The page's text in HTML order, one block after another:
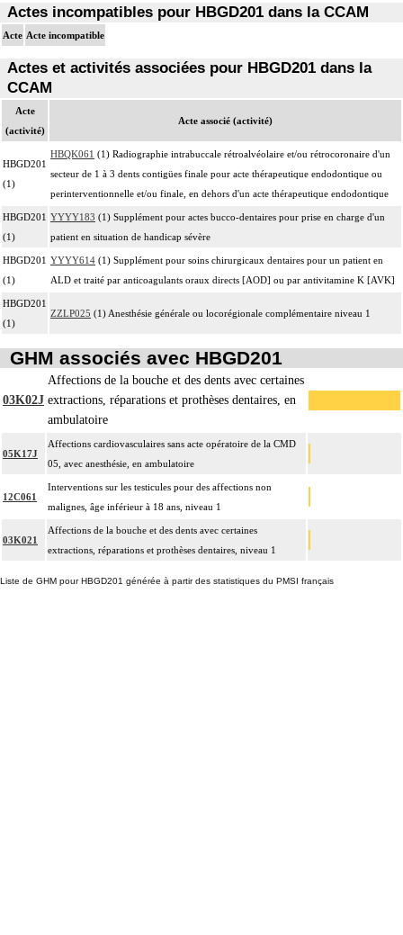
Actes incompatibles pour HBGD201 dans la CCAM
Acte Acte incompatible
Actes et activités associées pour HBGD201 dans la
CCAM
Acte
(activité)
Acte associé (activité)
HBGD201
(1)
HBQK061 (1) Radiographie intrabuccale rétroalvéolaire et/ou rétrocoronaire d'un
secteur de 1 à 3 dents contigües finale pour acte thérapeutique endodontique ou
perinterventionnelle et/ou finale, en dehors d'un acte thérapeutique endodontique
HBGD201
(1)
YYYY183 (1) Supplément pour actes bucco-dentaires pour prise en charge d'un
patient en situation de handicap sévère
HBGD201
(1)
YYYY614 (1) Supplément pour soins chirurgicaux dentaires pour un patient en
ALD et traité par anticoagulants oraux directs [AOD] ou par antivitamine K [AVK]
HBGD201
(1)
ZZLP025 (1) Anesthésie générale ou locorégionale complémentaire niveau 1
GHM associés avec HBGD201
03K02J
Affections de la bouche et des dents avec certaines
extractions, réparations et prothèses dentaires, en
ambulatoire
05K17J
Affections cardiovasculaires sans acte opératoire de la CMD
05, avec anesthésie, en ambulatoire
12C061
Interventions sur les testicules pour des affections non
malignes, âge inférieur à 18 ans, niveau 1
03K021
Affections de la bouche et des dents avec certaines
extractions, réparations et prothèses dentaires, niveau 1
Liste de GHM pour HBGD201 générée à partir des statistiques du PMSI français